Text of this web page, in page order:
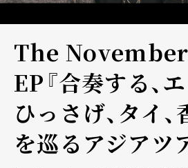
The
EP『合奏する、
ひっさげ、タイ、
を巡るアジアツ